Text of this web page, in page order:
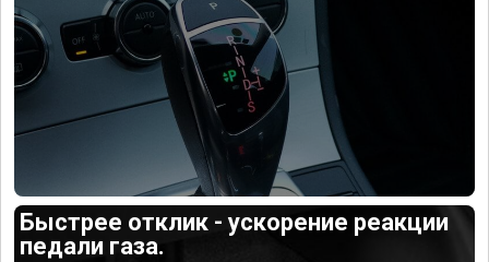
Быстрее отклик - ускорение реакции
педали газа.